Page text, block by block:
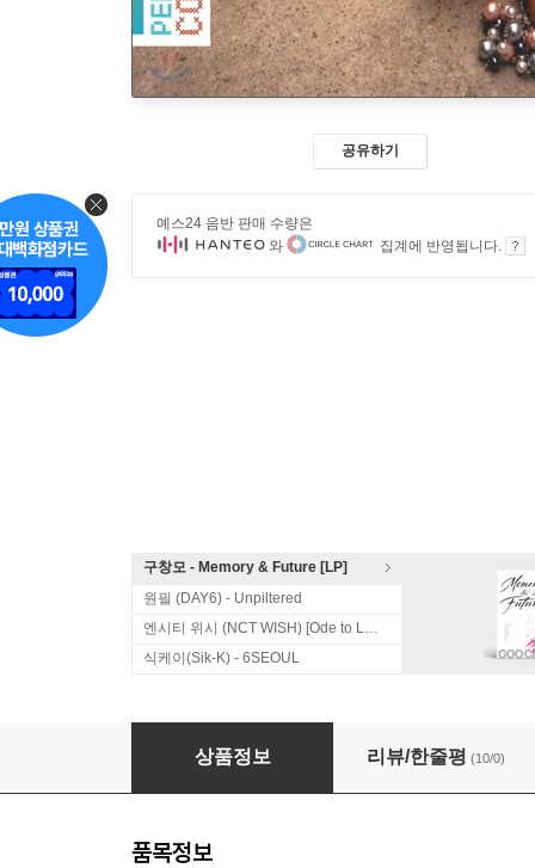
공유하기
예스24 음반 판매 수량은
와
집계에 반영됩니다.
구창모 - Memory & Future [LP]
원필 (DAY6) - Unpiltered
엔시티 위시 (NCT WISH) [Ode to Love]
식케이(Sik-K) - 6SEOUL
페퍼톤스 (Peppertones) 1집 - Colorful
상품정보 리뷰/한줄평 (10/0)
품목정보